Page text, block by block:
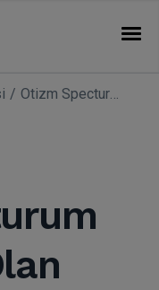
Otizm Specturum Bozukluğu Olan Çocuklarda Sıklıkla Görülen Dil ve Davranış Problemleri